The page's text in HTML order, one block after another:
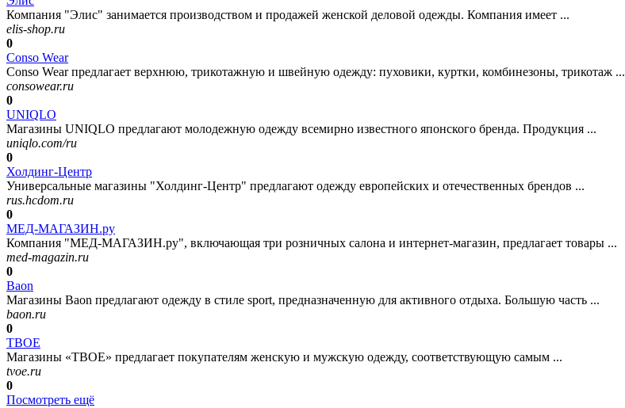
Компания "Элис" занимается производством и продажей женской деловой одежды. Компания имеет ...
elis-shop.ru
0
Conso Wear
Conso Wear предлагает верхнюю, трикотажную и швейную одежду: пуховики, куртки, комбинезоны, трикотаж ...
consowear.ru
0
UNIQLO
Магазины UNIQLO предлагают молодежную одежду всемирно известного японского бренда. Продукция ...
uniqlo.com/ru
0
Холдинг-Центр
Универсальные магазины "Холдинг-Центр" предлагают одежду европейских и отечественных брендов ...
rus.hcdom.ru
0
МЕД-МАГАЗИН.ру
Компания "МЕД-МАГАЗИН.ру", включающая три розничных салона и интернет-магазин, предлагает товары ...
med-magazin.ru
0
Baon
Магазины Baon предлагают одежду в стиле sport, предназначенную для активного отдыха. Большую часть ...
baon.ru
0
ТВОЕ
Магазины «ТВОЕ» предлагает покупателям женскую и мужскую одежду, соответствующую самым ...
tvoe.ru
0
Посмотреть ещё